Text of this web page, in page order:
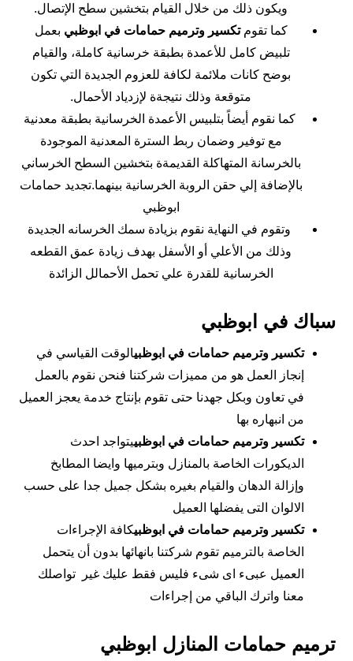
ويكون ذلك من خلال القيام بتخشين سطح الإتصال.
كما تقومتكسير وترميم حمامات في ابوظبي بعمل
تلبيض كامل للأعمدة بطبقة خرسانية كاملة، والقيام
بوضح كانات ملائمة لكافة للعزوم الجديدة التي تكون
متوقعة وذلك نتيجةة لإزدياد الأحمال.
كما نقوم أيضاً بتلبيس الأعمدة الخرسانية بطبقة معدنية
مع توفير وضمان ربط السترة المعدنية الموجودة
بالخرسانة المتهاكلة القديمةة بتخشين السطح الخرساني
بالإضافة إلي حقن الروبة الخرسانية بينهما.تجديد حمامات
ابوظبي
وتقوم في النهاية نقوم بزيادة سمك الخرسانه الجديدة
وذلك من الأعلي أو الأسفل بهدف زيادة عمق القطعه
الخرسانية للقدرة علي تحمل الأحمالل الزائدة
سباك في ابوظبي
تكسير وترميم حمامات في ابوظبيالوقت القياسي في
إنجاز العمل هو من مميزات شركتنا فنحن نقوم بالعمل
في تعاون وبكل جهدنا حتى تقوم بإنتاج خدمة يعجز العميل
من انبهاره بها
تكسير وترميم حمامات في ابوظبييتواجد احدث
الديكورات الخاصة بالمنازل وبترميها وايضا المطابخ
وإزالة الدهان والقيام بغيره بشكل جميل جدا على حسب
الالوان التى يفضلها العميل
تكسير وترميم حمامات في ابوظبيكافة الإجراءات
الخاصة بالترميم تقوم شركتنا بانهائها بدون أن يتحمل
العميل عبىء اى شىء فليس فقط عليك غير تواصلك
معنا واترك الباقي من إجراءات
ترميم حمامات المنازل ابوظبي